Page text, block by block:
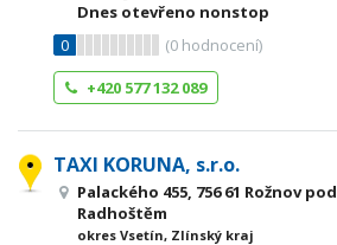
Dnes otevřeno nonstop
0
(0 hodnocení)
+420 577 132 089
TAXI KORUNA, s.r.o.
Palackého 455, 756 61 Rožnov pod
Radhoštěm
okres Vsetín, Zlínský kraj